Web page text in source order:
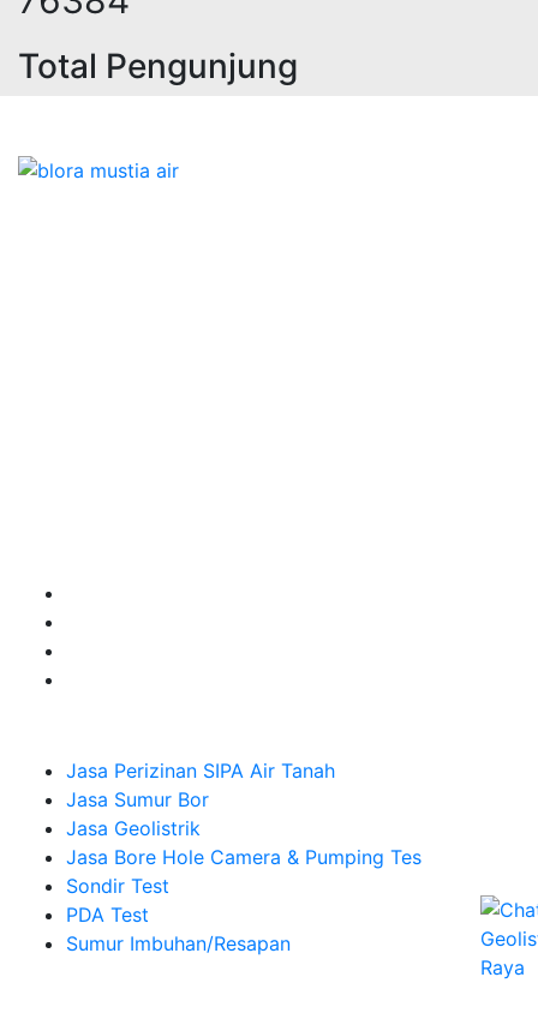
Total Pengunjung
Jasa Perizinan SIPA Air Tanah
Jasa Sumur Bor
Jasa Geolistrik
Jasa Bore Hole Camera & Pumping Tes
Sondir Test
PDA Test
Sumur Imbuhan/Resapan